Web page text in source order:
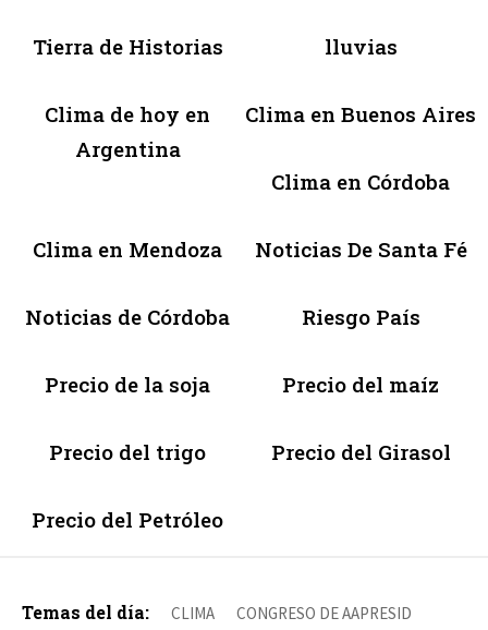
Tierra de Historias lluvias
Clima de hoy en
Argentina
Clima en Buenos Aires
Clima en Córdoba
Clima en Mendoza Noticias De Santa Fé
Noticias de Córdoba Riesgo País
Precio de la soja Precio del maíz
Precio del trigo Precio del Girasol
Precio del Petróleo
Temas del día: CLIMA CONGRESO DE AAPRESID